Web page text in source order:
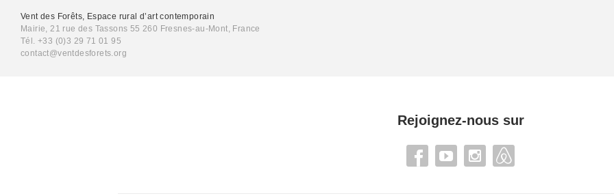
Vent des Forêts, Espace rural d’art contemporain
Mairie, 21 rue des Tassons 55 260 Fresnes-au-Mont, France
Tél. +33 (0)3 29 71 01 95
contact@ventdesforets.org
Rejoignez-nous sur